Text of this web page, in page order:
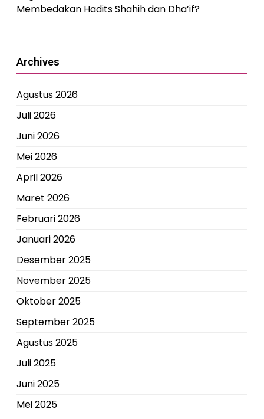
Membedakan Hadits Shahih dan Dha’if?
Archives
Agustus 2026
Juli 2026
Juni 2026
Mei 2026
April 2026
Maret 2026
Februari 2026
Januari 2026
Desember 2025
November 2025
Oktober 2025
September 2025
Agustus 2025
Juli 2025
Juni 2025
Mei 2025